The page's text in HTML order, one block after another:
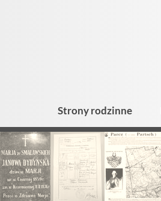
Strony rodzinne